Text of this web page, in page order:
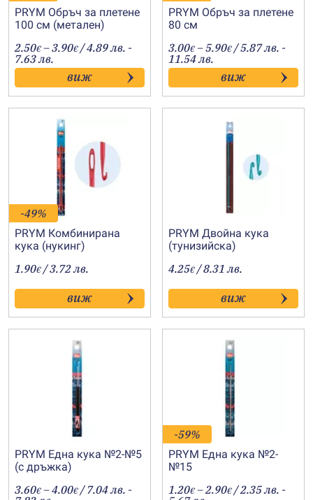
PRYM Обръч за плетене
100 см (метален)
2.50€ –3.90€Price
range:
2.50€
through
3.90€
/ 4.89 лв. -
7.63 лв.
виж
PRYM Обръч за плетене
80 см
3.00€ –5.90€Price
range:
3.00€
through
5.90€
/ 5.87 лв. -
11.54 лв.
виж
-49%
PRYM Комбинирана
кука (нукинг)
1.90€ / 3.72 лв.
виж
PRYM Двойна кука
(тунизийска)
4.25€ / 8.31 лв.
виж
PRYM Една кука №2-№5
(с дръжка)
3.60€ –4.00€Price
/ 7.04 лв. -
-59%
PRYM Една кука №2-
№15
1.20€ –2.90€Price
/ 2.35 лв. -